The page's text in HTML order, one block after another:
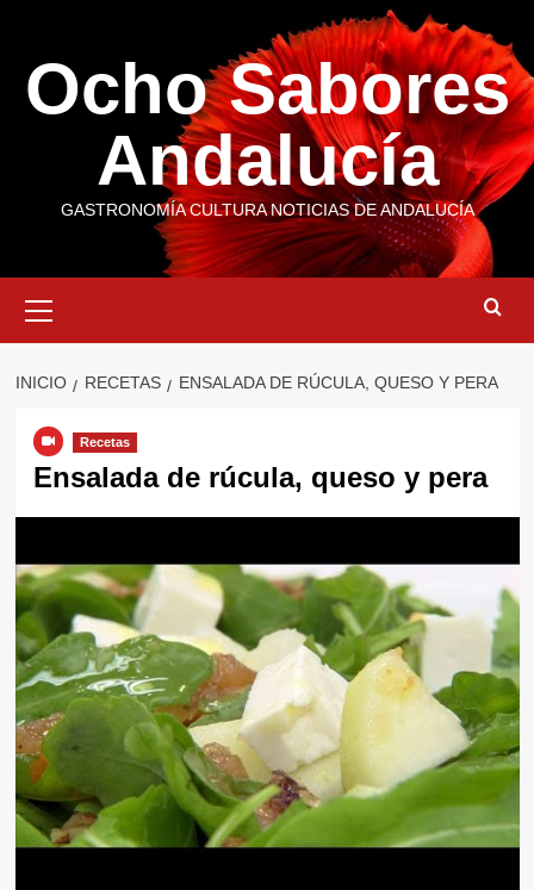
contenido
Ocho Sabores
Andalucía
GASTRONOMÍA CULTURA NOTICIAS DE ANDALUCÍA
primario
INICIO RECETAS ENSALADA DE RÚCULA, QUESO Y PERA
Recetas
Ensalada de rúcula, queso y pera